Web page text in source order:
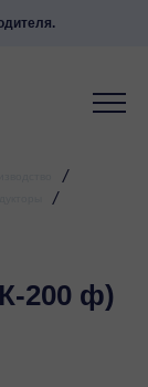
/
/
200 ф)